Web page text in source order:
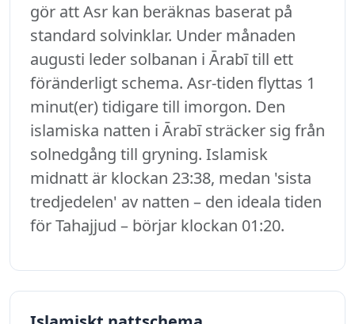
gör att Asr kan beräknas baserat på
standard solvinklar. Under månaden
augusti leder solbanan i Ārabī till ett
föränderligt schema. Asr-tiden flyttas 1
minut(er) tidigare till imorgon. Den
islamiska natten i Ārabī sträcker sig från
solnedgång till gryning. Islamisk
midnatt är klockan 23:38, medan 'sista
tredjedelen' av natten – den ideala tiden
för Tahajjud – börjar klockan 01:20.